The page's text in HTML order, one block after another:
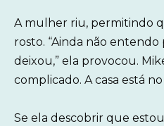
A mulher riu, permitindo
rosto. “Ainda não
deixou,” ela provocou.
complicado. A casa está
Se ela descobrir que